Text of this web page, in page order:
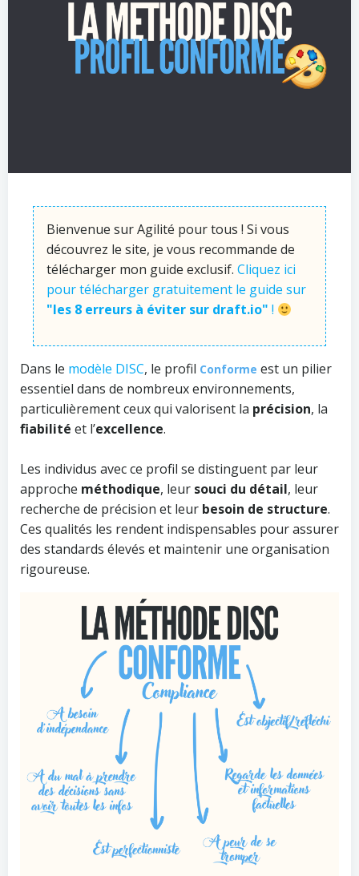
Bienvenue sur Agilité pour tous ! Si vous
découvrez le site, je vous recommande de
télécharger mon guide exclusif. Cliquez ici
pour télécharger gratuitement le guide sur
"les 8 erreurs à éviter sur draft.io" !
Dans le modèle DISC, le profil Conforme est un pilier
essentiel dans de nombreux environnements,
particulièrement ceux qui valorisent la précision, la
fiabilité et l’excellence.
Les individus avec ce profil se distinguent par leur
approche méthodique, leur souci du détail, leur
recherche de précision et leur besoin de structure.
Ces qualités les rendent indispensables pour assurer
des standards élevés et maintenir une organisation
rigoureuse.